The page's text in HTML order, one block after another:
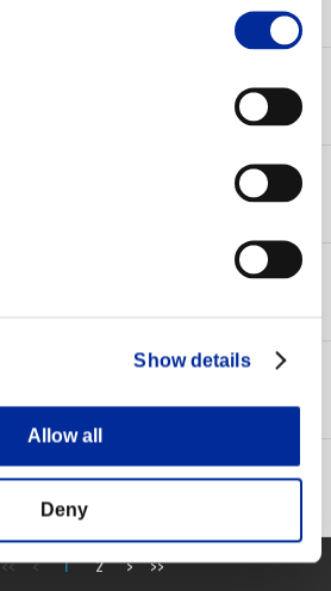
Show details
Allow all
Deny
発生している障害について
登録や取得ができない問題(5/5)
のお知らせ(4/26）
26 18:37
<< < 1 2 > >>